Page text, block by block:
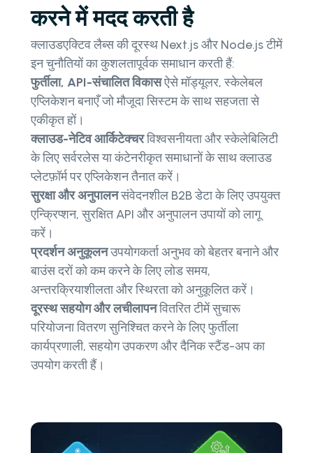
करने में मदद करती है
क्लाउडएक्टिव लैब्स की दूरस्थ Next.js और Node.js टीमें
इन चुनौतियों का कुशलतापूर्वक समाधान करती हैं:
फुर्तीला, API-संचालित विकासऐसे मॉड्यूलर, स्केलेबल
एप्लिकेशन बनाएँ जो मौजूदा सिस्टम के साथ सहजता से
एकीकृत हों।
क्लाउड-नेटिव आर्किटेक्चरविश्वसनीयता और स्केलेबिलिटी
के लिए सर्वरलेस या कंटेनरीकृत समाधानों के साथ क्लाउड
प्लेटफ़ॉर्म पर एप्लिकेशन तैनात करें।
सुरक्षा और अनुपालनसंवेदनशील B2B डेटा के लिए उपयुक्त
एन्क्रिप्शन, सुरक्षित API और अनुपालन उपायों को लागू
करें।
प्रदर्शन अनुकूलनउपयोगकर्ता अनुभव को बेहतर बनाने और
बाउंस दरों को कम करने के लिए लोड समय,
अन्तरक्रियाशीलता और स्थिरता को अनुकूलित करें।
दूरस्थ सहयोग और लचीलापनवितरित टीमें सुचारू
परियोजना वितरण सुनिश्चित करने के लिए फुर्तीला
कार्यप्रणाली, सहयोग उपकरण और दैनिक स्टैंड-अप का
उपयोग करती हैं।